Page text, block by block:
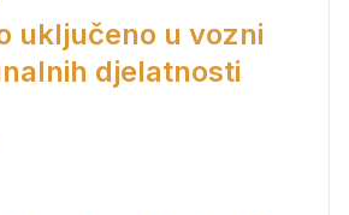
uključeno u vozni
djelatnosti